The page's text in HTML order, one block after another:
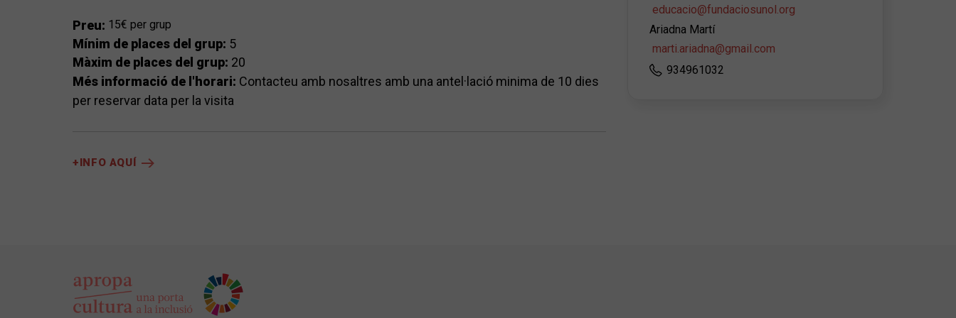
Preu: 15€ per grup
Mínim de places del grup: 5
Màxim de places del grup: 20
Més informació de l'horari: Contacteu amb nosaltres amb una antel·lació minima de 10 dies
per reservar data per la visita
+INFO AQUÍ
educacio@fundaciosunol.org
Ariadna Martí
marti.ariadna@gmail.com
934961032